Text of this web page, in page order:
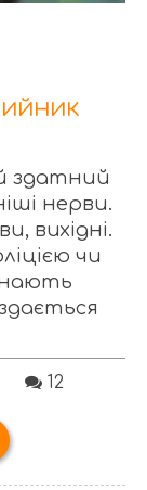
здатний
нерви.
вихідні.
чи
12